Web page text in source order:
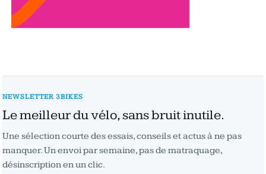
NEWSLETTER 3BIKES
Le meilleur du vélo, sans bruit inutile.
Une sélection courte des essais, conseils et actus à ne pas
manquer. Un envoi par semaine, pas de matraquage,
désinscription en un clic.